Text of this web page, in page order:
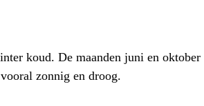
koud. De maanden juni en
zonnig en droog.